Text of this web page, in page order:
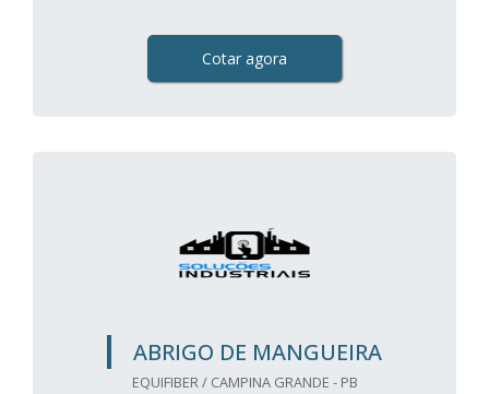
Cotar agora
ABRIGO DE MANGUEIRA
EQUIFIBER / CAMPINA GRANDE - PB